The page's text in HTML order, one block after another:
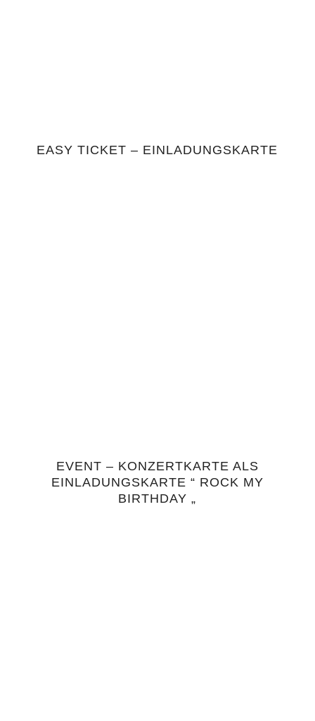
4.75
EASY TICKET – EINLADUNGSKARTE
5.00
EVENT – KONZERTKARTE ALS
EINLADUNGSKARTE “ ROCK MY
BIRTHDAY „